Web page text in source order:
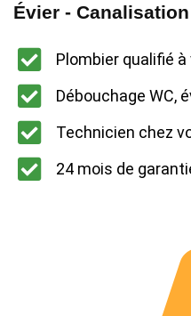
Évier - Canalisation
Plombier qualifié
Débouchage WC,
Technicien chez
24 mois de